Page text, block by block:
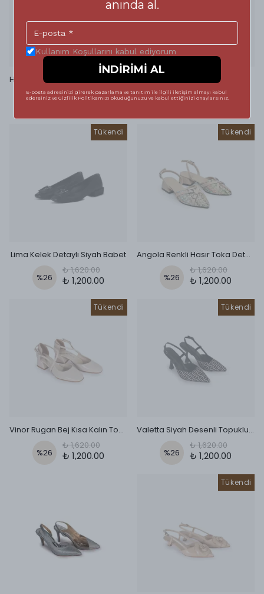
%26
₺ 1,620.00
Ulyana Bej Deri Konfor Terlik
%35
₺ 459.00
Tükendi
Lima Kelek Detaylı Siyah Babet
%26
₺ 1,620.00
₺ 1,200.00
Tükendi
Angola Renkli Hasır Toka Detaylı Biilek Bağlı Kadın Babet
%26
₺ 1,620.00
₺ 1,200.00
Tükendi
Vinor Rugan Bej Kısa Kalın Topuklu Babet
%26
₺ 1,620.00
₺ 1,200.00
Tükendi
Valetta Siyah Desenli Topuklu Ayakkabı
%26
₺ 1,620.00
₺ 1,200.00
Tükendi
anında al.
Kullanım Koşullarını kabul ediyorum
İNDİRİMİ AL
E-posta adresinizi girerek pazarlama ve tanıtım ile ilgili iletişim almayı kabul
edersiniz ve Gizlilik Politikamızı okuduğunuzu ve kabul ettiğinizi onaylarsınız.